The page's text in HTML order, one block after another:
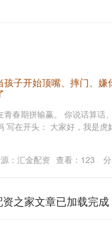
子开始顶嘴、摔门、嫌
青春期拼输赢。 你说话算话
在开头： 大家好，我是虎
：汇金配资 查看： 123
资之家文章已加载完成